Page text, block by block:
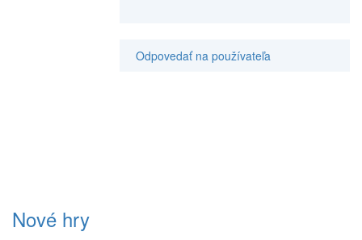
Odpovedať na používateľa
Nové hry